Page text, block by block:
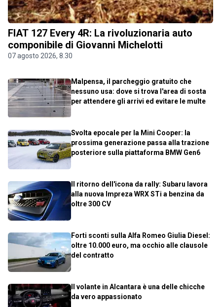
FIAT 127 Every 4R: La rivoluzionaria auto
componibile di Giovanni Michelotti
07 agosto 2026, 8.30
Malpensa, il parcheggio gratuito che
nessuno usa: dove si trova l'area di sosta
per attendere gli arrivi ed evitare le multe
Svolta epocale per la Mini Cooper: la
prossima generazione passa alla trazione
posteriore sulla piattaforma BMW Gen6
Il ritorno dell'icona da rally: Subaru lavora
alla nuova Impreza WRX STi a benzina da
oltre 300 CV
Forti sconti sulla Alfa Romeo Giulia Diesel:
oltre 10.000 euro, ma occhio alle clausole
del contratto
Il volante in Alcantara è una delle chicche
da vero appassionato